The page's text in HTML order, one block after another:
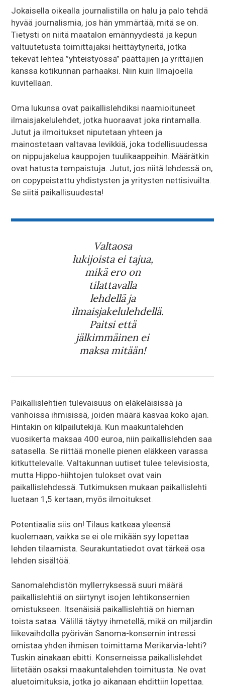
Jokaisella oikealla journalistilla on halu ja palo tehdä
hyvää journalismia, jos hän ymmärtää, mitä se on.
Tietysti on niitä maatalon emännyydestä ja kepun
valtuutetusta toimittajaksi heittäytyneitä, jotka
tekevät lehteä ”yhteistyössä” päättäjien ja yrittäjien
kanssa kotikunnan parhaaksi. Niin kuin Ilmajoella
kuvitellaan.
Oma lukunsa ovat paikallislehdiksi naamioituneet
ilmaisjakelulehdet, jotka huoraavat joka rintamalla.
Jutut ja ilmoitukset niputetaan yhteen ja
mainostetaan valtavaa levikkiä, joka todellisuudessa
on nippujakelua kauppojen tuulikaappeihin. Määrätkin
ovat hatusta tempaistuja. Jutut, jos niitä lehdessä on,
on copypeistattu yhdistysten ja yritysten nettisivuilta.
Se siitä paikallisuudesta!
Valtaosa
lukijoista ei tajua,
mikä ero on
tilattavalla
lehdellä ja
ilmaisjakelulehdellä.
Paitsi että
jälkimmäinen ei
maksa mitään!
Paikallislehtien tulevaisuus on eläkeläisissä ja
vanhoissa ihmisissä, joiden määrä kasvaa koko ajan.
Hintakin on kilpailutekijä. Kun maakuntalehden
vuosikerta maksaa 400 euroa, niin paikallislehden saa
satasella. Se riittää monelle pienen eläkkeen varassa
kitkuttelevalle. Valtakunnan uutiset tulee televisiosta,
mutta Hippo-hiihtojen tulokset ovat vain
paikallislehdessä. Tutkimuksen mukaan paikallislehti
luetaan 1,5 kertaan, myös ilmoitukset.
Potentiaalia siis on! Tilaus katkeaa yleensä
kuolemaan, vaikka se ei ole mikään syy lopettaa
lehden tilaamista. Seurakuntatiedot ovat tärkeä osa
lehden sisältöä.
Sanomalehdistön myllerryksessä suuri määrä
paikallislehtiä on siirtynyt isojen lehtikonsernien
omistukseen. Itsenäisiä paikallislehtiä on hieman
toista sataa. Välillä täytyy ihmetellä, mikä on miljardin
liikevaihdolla pyörivän Sanoma-konsernin intressi
omistaa yhden ihmisen toimittama Merikarvia-lehti?
Tuskin ainakaan ebitti. Konserneissa paikallislehdet
liitetään osaksi maakuntalehden toimitusta. Ne ovat
aluetoimituksia, jotka jo aikanaan ehdittiin lopettaa.